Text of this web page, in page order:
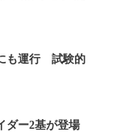
も運行 試験的
ダー2基が登場